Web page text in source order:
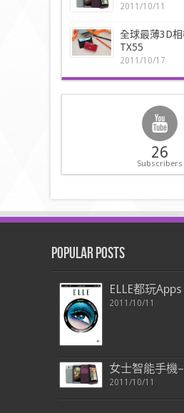
2011/10/11
全球最薄3D
TX55
2011/10/17
26
Subscribers
Popular Posts
ELLE都玩Apps
2011/10/11
女士智能手機
2011/10/11